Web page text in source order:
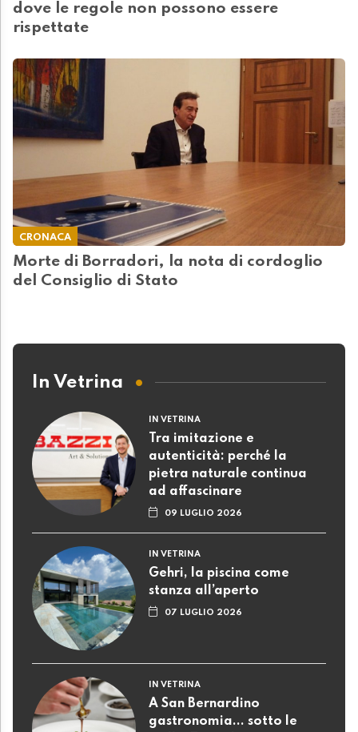
dove le regole non possono essere
rispettate
CRONACA
Morte di Borradori, la nota di cordoglio
del Consiglio di Stato
In Vetrina
IN VETRINA
Tra imitazione e
autenticità: perché la
pietra naturale continua
ad affascinare
09 LUGLIO 2026
IN VETRINA
Gehri, la piscina come
stanza all’aperto
07 LUGLIO 2026
IN VETRINA
A San Bernardino
gastronomia... sotto le